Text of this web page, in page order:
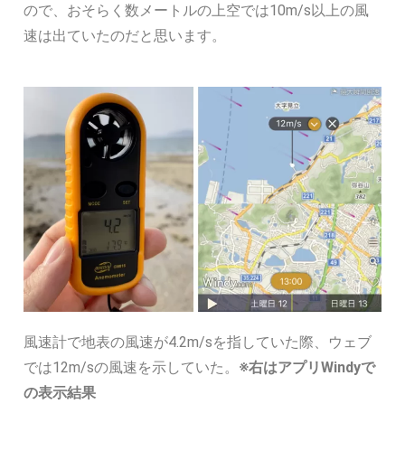
ので、おそらく数メートルの上空では10m/s以上の風
速は出ていたのだと思います。
風速計で地表の風速が4.2m/sを指していた際、ウェブ
では12m/sの風速を示していた。 ※右はアプリWindyで
の表示結果